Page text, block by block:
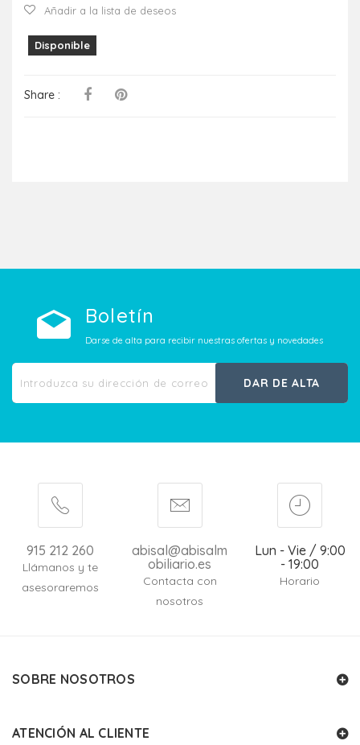
Añadir a la lista de deseos
Disponible
Share :
Boletín
Darse de alta para recibir nuestras ofertas y novedades
DAR DE ALTA
915 212 260
Llámanos y te
asesoraremos
abisal@abisalm
obiliario.es
Contacta con
nosotros
Lun - Vie / 9:00
- 19:00
Horario
SOBRE NOSOTROS
ATENCIÓN AL CLIENTE